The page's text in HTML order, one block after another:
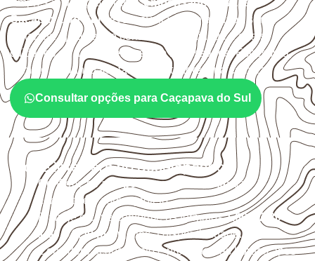
Empresas que procuram
Compensado Naval em
Caçapava do Suldevem avaliar onde a chapa será
instalada, qual será o contato com umidade e quais
cuidados de acabamento serão necessários. Espessura,
formato e quantidade também interferem na compra.
Consultar opções para Caçapava do Sul
O que interfere no desempenho
Confirme se a espessura e o formatosão
compatíveis com o projeto.
Planeje o corte conforme os formatos1,60 × 2,20 m e
1,60 × 2,50 m, sujeitos à disponibilidade.
Considere acabamento e proteção das bordas após